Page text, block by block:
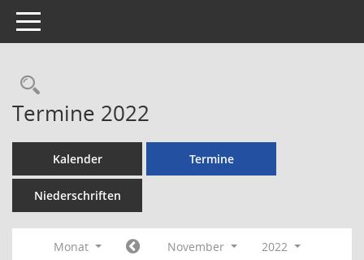
Toggle navigation
Rechercheauswahl
Termine 2022
Kalender Termine
Niederschriften
Monat November
2022